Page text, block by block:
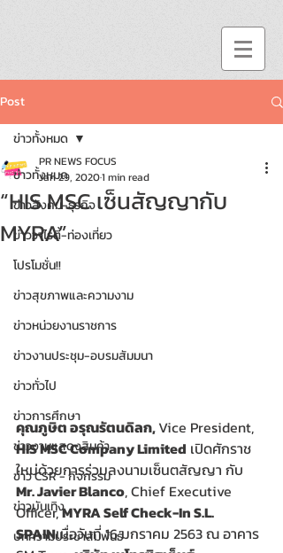
Post
ข่าวทั้งหมด
ข่าวสังคม-ธุรกิจ
ข่าววาไรตี้-ท่องเที่ยว
โปรโมชั่น!!
ข่าวสุขภาพและความงาม
ข่าวหน่วยงานราชการ
ข่าวงานประชุม-อบรมสัมมนา
ข่าวทั่วไป
ข่าวการศึกษา
ข่าวงานแสดงสินค้า
ข่าว CSR - กิจกรรม
ข่าวบันเทิง
บทความประชาสัมพันธ์
ข่าวทั้งหมด
“HIS MSC เซ็นสัญญากับ
MYRA”
PR NEWS FOCUS
Jan 29, 20201 min read
คุณภูษิต อรุณรัตนดิลก, Vice President,
HIS MSC Company Limited เปิดศักราช
ใหม่ด้วยการร่วมลงนามเซ็นตสัญญา กับ
Mr. Javier Blanco, Chief Executive
Officer, MYRA Self Check-In S.L.
SPAINเมื่อวันที่ 16 มกราคม 2563 ณ อาคาร